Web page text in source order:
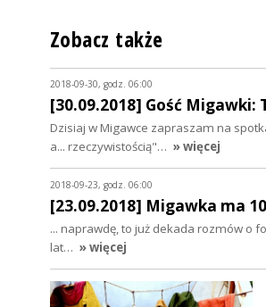
Zobacz także
2018-09-30, godz. 06:00
[30.09.2018] Gość Migawki:
Dzisiaj w Migawce zapraszam na
a... rzeczywistością"… » więcej
2018-09-23, godz. 06:00
[23.09.2018] Migawka ma
... naprawdę, to już dekada rozmów o
lat… » więcej